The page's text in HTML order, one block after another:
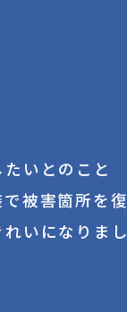
いとのこと
被害箇所を復
いになりまし